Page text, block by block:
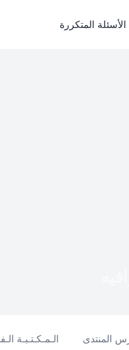
الأسئلة المتكررة
المنتدى الـمـكـتـبـة